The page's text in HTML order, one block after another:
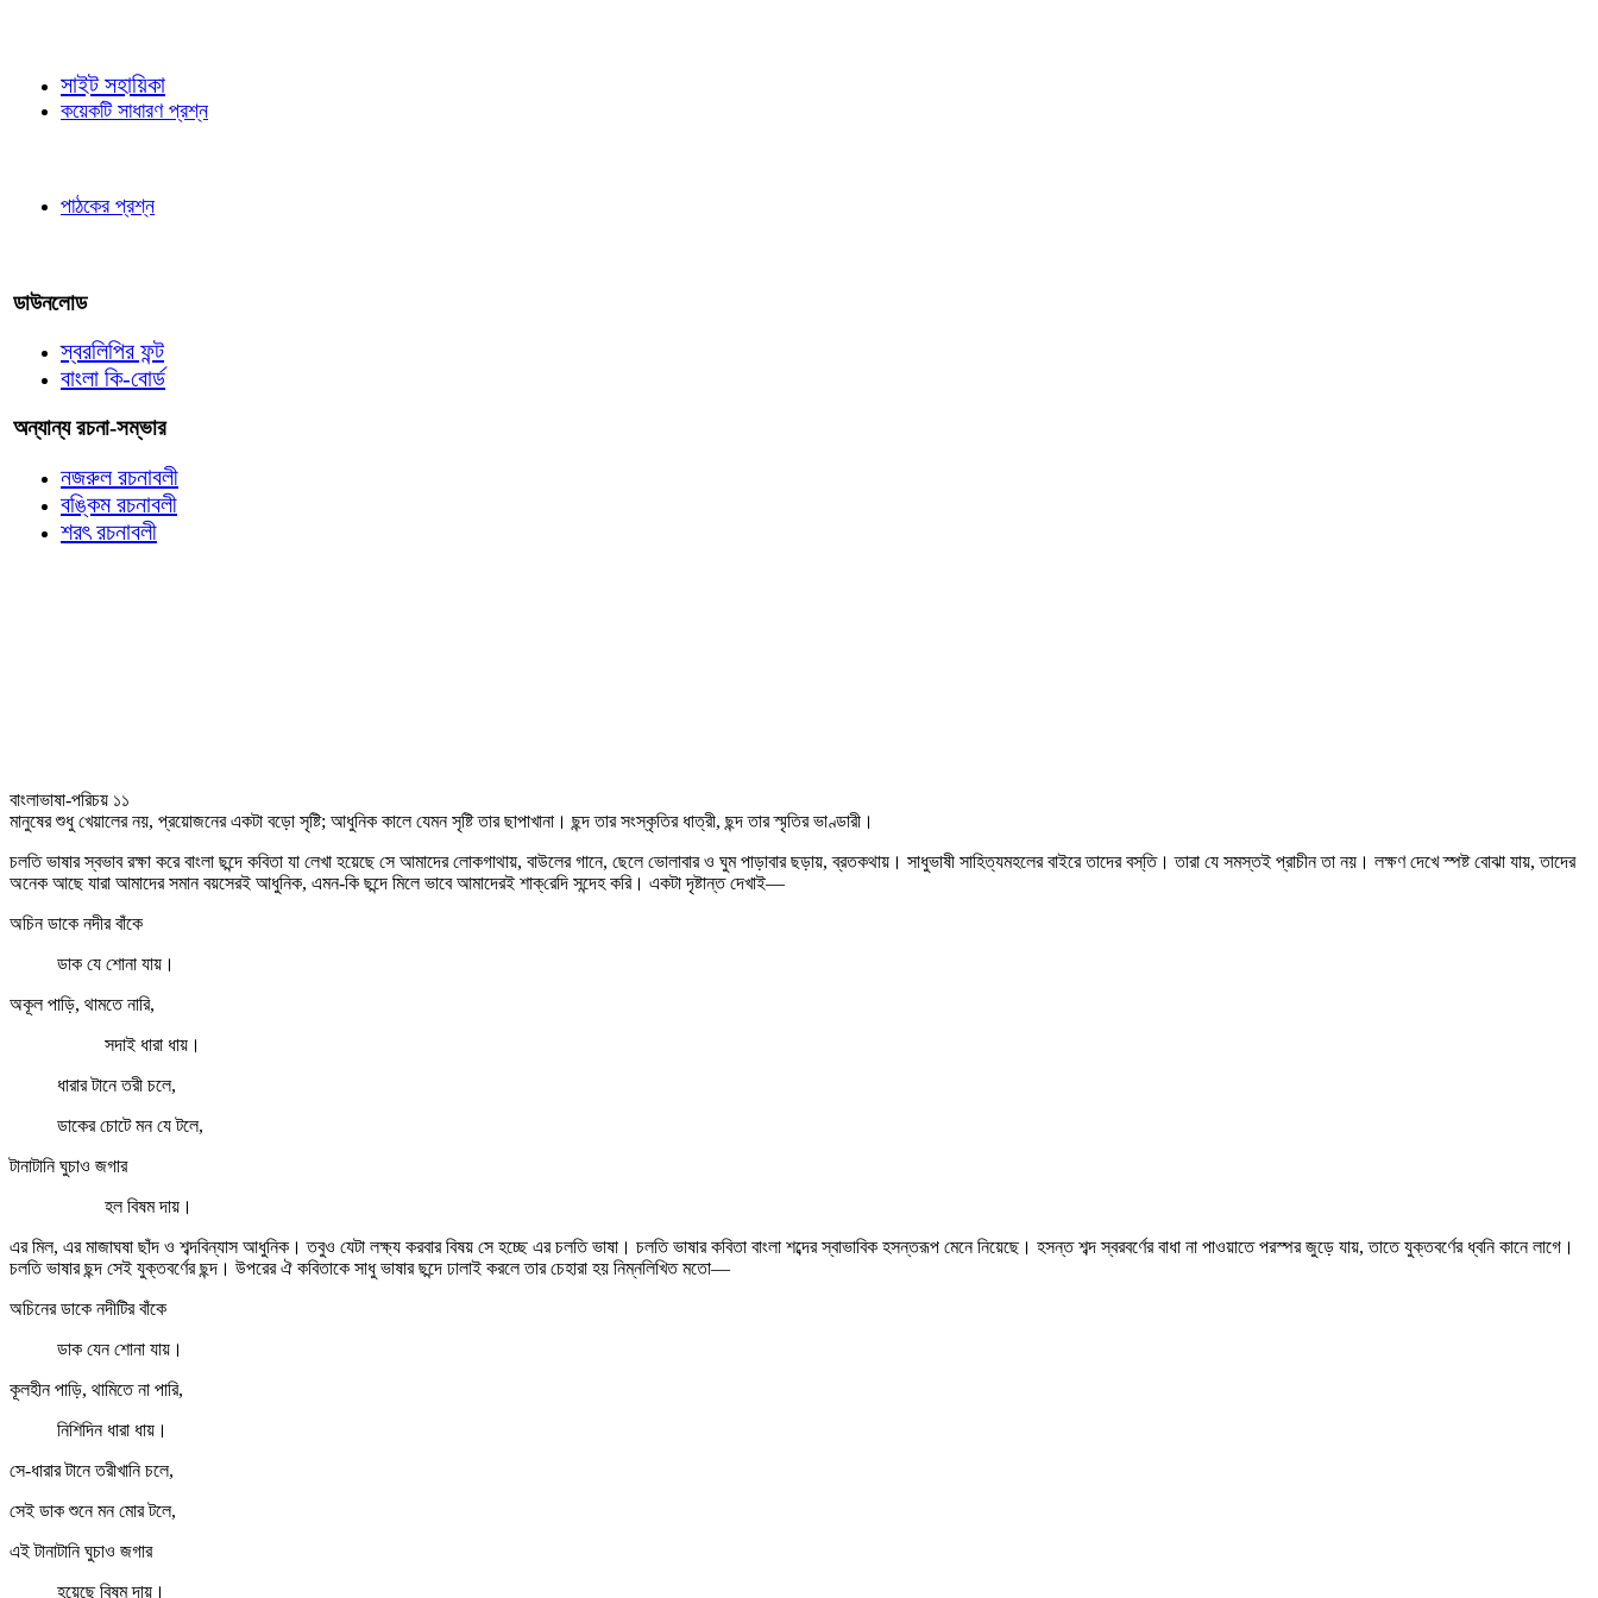
সাইট সহায়িকা
কয়েকটি সাধারণ প্রশ্ন
পাঠকের প্রশ্ন
ডাউনলোড
স্বরলিপির ফন্ট
বাংলা কি-বোর্ড
অন্যান্য রচনা-সম্ভার
নজরুল রচনাবলী
বঙ্কিম রচনাবলী
শরৎ রচনাবলী
বাংলাভাষা-পরিচয় ১১
মানুষের শুধু খেয়ালের নয়, প্রয়োজনের একটা বড়ো সৃষ্টি; আধুনিক কালে যেমন সৃষ্টি তার ছাপাখানা। ছন্দ তার সংস্কৃতির ধাত্রী, ছন্দ তার স্মৃতির ভাণ্ডারী।
চলতি ভাষার স্বভাব রক্ষা করে বাংলা ছন্দে কবিতা যা লেখা হয়েছে সে আমাদের লোকগাথায়, বাউলের গানে, ছেলে ভোলাবার ও ঘুম পাড়াবার ছড়ায়, ব্রতকথায়। সাধুভাষী সাহিত্যমহলের বাইরে তাদের বস্‌তি। তারা যে সমস্তই প্রাচীন তা নয়। লক্ষণ দেখে স্পষ্ট বোঝা যায়, তাদের
অনেক আছে যারা আমাদের সমান বয়সেরই আধুনিক, এমন-কি ছন্দে মিলে ভাবে আমাদেরই শাক্‌রেদি সন্দেহ করি। একটা দৃষ্টান্ত দেখাই—
অচিন ডাকে নদীর বাঁকে
ডাক যে শোনা যায়।
অকূল পাড়ি, থামতে নারি,
সদাই ধারা ধায়।
ধারার টানে তরী চলে,
ডাকের চোটে মন যে টলে,
টানাটানি ঘুচাও জগার
হল বিষম দায়।
এর মিল, এর মাজাঘষা ছাঁদ ও শব্দবিন্যাস আধুনিক। তবুও যেটা লক্ষ্য করবার বিষয় সে হচ্ছে এর চলতি ভাষা। চলতি ভাষার কবিতা বাংলা শব্দের স্বাভাবিক হসন্তরূপ মেনে নিয়েছে। হসন্ত শব্দ স্বরবর্ণের বাধা না পাওয়াতে পরস্পর জুড়ে যায়, তাতে যুক্তবর্ণের ধ্বনি কানে লাগে।
চলতি ভাষার ছন্দ সেই যুক্তবর্ণের ছন্দ। উপরের ঐ কবিতাকে সাধু ভাষার ছন্দে ঢালাই করলে তার চেহারা হয় নিম্নলিখিত মতো—
অচিনের ডাকে নদীটির বাঁকে
ডাক যেন শোনা যায়।
কূলহীন পাড়ি, থামিতে না পারি,
নিশিদিন ধারা ধায়।
সে-ধারার টানে তরীখানি চলে,
সেই ডাক শুনে মন মোর টলে,
এই টানাটানি ঘুচাও জগার
হয়েছে বিষম দায়।